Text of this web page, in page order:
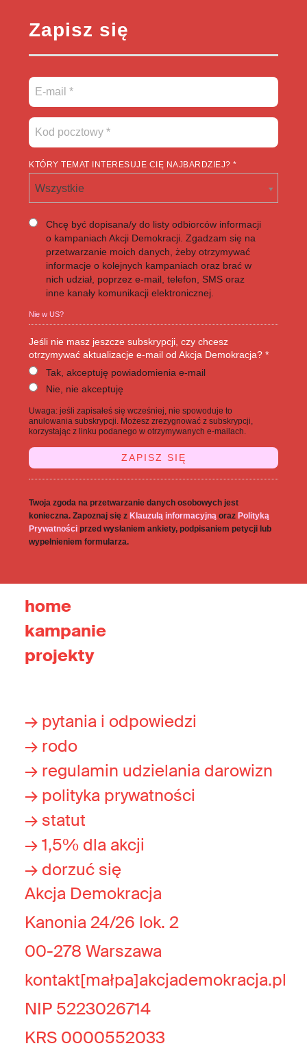
Zapisz się
KTÓRY TEMAT INTERESUJE CIĘ NAJBARDZIEJ? *
Wszystkie
Chcę być dopisana/y do listy odbiorców informacji
o kampaniach Akcji Demokracji. Zgadzam się na
przetwarzanie moich danych, żeby otrzymywać
informacje o kolejnych kampaniach oraz brać w
nich udział, poprzez e-mail, telefon, SMS oraz
inne kanały komunikacji elektronicznej.
Nie wUS?
Jeśli nie masz jeszcze subskrypcji, czy chcesz
otrzymywać aktualizacje e-mail od Akcja Demokracja? *
Tak, akceptuję powiadomienia e-mail
Nie, nie akceptuję
Uwaga: jeśli zapisałeś się wcześniej, nie spowoduje to
anulowania subskrypcji. Możesz zrezygnować z subskrypcji,
korzystając z linku podanego w otrzymywanych e-mailach.
Twoja zgoda na przetwarzanie danych osobowych jest
konieczna. Zapoznaj się z Klauzulą informacyjną oraz Polityką
Prywatności przed wysłaniem ankiety, podpisaniem petycji lub
wypełnieniem formularza.
home
kampanie
projekty
→ pytania i odpowiedzi
→ rodo
→ regulamin udzielania darowizn
→ polityka prywatności
→ statut
→ 1,5% dla akcji
→ dorzuć się
Akcja Demokracja
Kanonia 24/26 lok. 2
00-278 Warszawa
kontakt[małpa]akcjademokracja.pl
NIP 5223026714
KRS 0000552033